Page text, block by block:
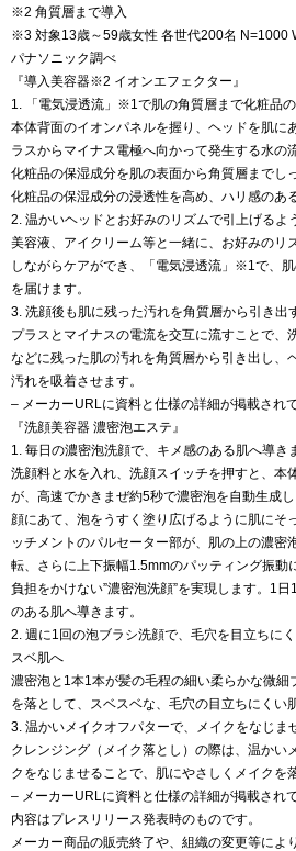
※2 角質層まで導入
※3 対象13歳～59歳女性 各世代200名 N=1000
パナソニック調べ
『導入美容器※2 イオンエフェクター』
1. 「電気浸透流」※1で肌の角質層まで化粧品
本体背面のイオンパネルを握り、ヘッドを肌に
ラスからマイナス電極へ向かって発生する水の
化粧品の保湿成分を肌の表面から角質層までし
化粧品の保湿成分の浸透性を高め、ハリ感のあ
2. 温かいヘッドとお好みのリズムで引上げるよ
美容液、アイクリーム等と一緒に、お好みのリ
しながらケアができ、「電気浸透流」※1で、
を届けます。
3. 洗顔後も肌に残った汚れを角質層から引き出
プラスとマイナスの電流を交互に流すことで、
などに残った肌の汚れを角質層から引き出し、
汚れを吸着させます。
– メーカーURLに資料と仕様の詳細が掲載され
『洗顔美容器 濃密泡エステ』
1. 毎日の濃密泡洗顔で、キメ感のある肌へ導き
洗顔料と水を入れ、洗顔スイッチを押すと、本
が、高速でかきまぜ約5秒で濃密泡を自動生成
顔にあて、泡をうすく塗り広げるように肌にそ
ッチメントのパルセーター部が、肌の上の濃密
転、さらに上下振幅1.5mmのパッティング振動
負担をかけない”濃密泡洗顔”を実現します。1
のある肌へ導きます。
2. 週に1回の泡ブラシ洗顔で、毛穴を目立ちに
スベ肌へ
濃密泡と1本1本が髪の毛程の細い柔らかな微細
を落として、スベスベな、毛穴の目立ちにくい
3. 温かいメイクオフパターで、メイクをなじま
クレンジング（メイク落とし）の際は、温かい
クをなじませることで、肌にやさしくメイクを
– メーカーURLに資料と仕様の詳細が掲載され
内容はプレスリリース発表時のものです。
メーカー商品の販売終了や、組織の変更等によ